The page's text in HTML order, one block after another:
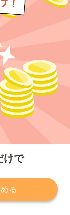
けで
る
会社